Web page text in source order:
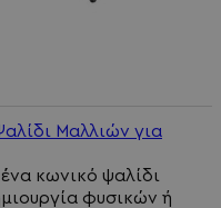
Μαλλιών για
κωνικό ψαλίδι
φυσικών ή